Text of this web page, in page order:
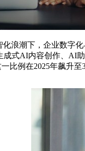
化浪潮下，企业数字
式AI内容创作、AI
比例在2025年飙升